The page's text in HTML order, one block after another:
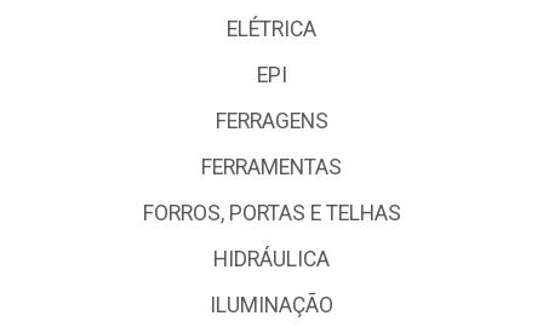
ELÉTRICA
EPI
FERRAGENS
FERRAMENTAS
FORROS, PORTAS E TELHAS
HIDRÁULICA
ILUMINAÇÃO